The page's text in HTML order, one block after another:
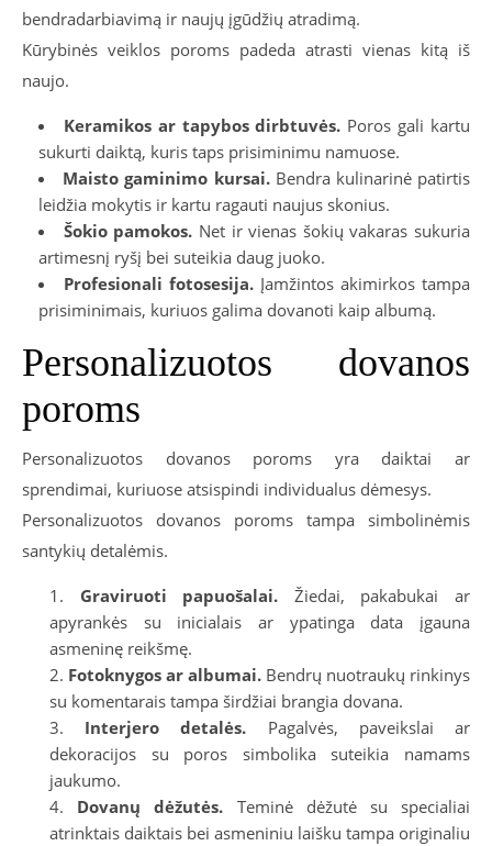
bendradarbiavimą ir naujų įgūdžių atradimą.
Kūrybinės veiklos poroms padeda atrasti vienas kitą iš
naujo.
Keramikos ar tapybos dirbtuvės. Poros gali kartu
sukurti daiktą, kuris taps prisiminimu namuose.
Maisto gaminimo kursai.Bendra kulinarinė patirtis
leidžia mokytis ir kartu ragauti naujus skonius.
Šokio pamokos. Net ir vienas šokių vakaras sukuria
artimesnį ryšį bei suteikia daug juoko.
Profesionali fotosesija. Įamžintos akimirkos tampa
prisiminimais, kuriuos galima dovanoti kaip albumą.
Personalizuotos dovanos
poroms
Personalizuotos dovanos poroms yra daiktai ar
sprendimai, kuriuose atsispindi individualus dėmesys.
Personalizuotos dovanos poroms tampa simbolinėmis
santykių detalėmis.
Graviruoti papuošalai. Žiedai, pakabukai ar
apyrankės su inicialais ar ypatinga data įgauna
asmeninę reikšmę.
Fotoknygos ar albumai. Bendrų nuotraukų rinkinys
su komentarais tampa širdžiai brangia dovana.
Interjero detalės. Pagalvės, paveikslai ar
dekoracijos su poros simbolika suteikia namams
jaukumo.
Dovanų dėžutės. Teminė dėžutė su specialiai
atrinktais daiktais bei asmeniniu laišku tampa originaliu